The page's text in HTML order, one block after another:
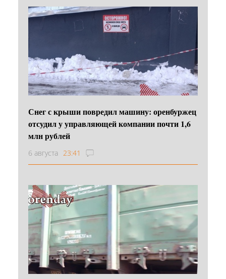
Снег с крыши повредил машину: оренбуржец
отсудил у управляющей компании почти 1,6
млн рублей
6 августа 23:41